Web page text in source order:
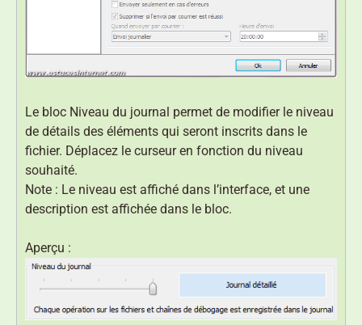
Le bloc Niveau du journal permet de modifier le niveau
de détails des éléments qui seront inscrits dans le
fichier. Déplacez le curseur en fonction du niveau
souhaité.
Note : Le niveau est affiché dans l’interface, et une
description est affichée dans le bloc.
Aperçu :